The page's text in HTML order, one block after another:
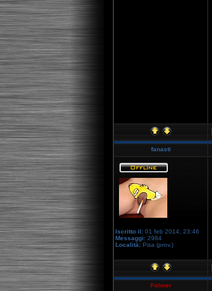
fanasti
Iscritto il: 01 feb 2014, 23:46
Messaggi: 2984
Località: Pisa (prov.)
Palmer